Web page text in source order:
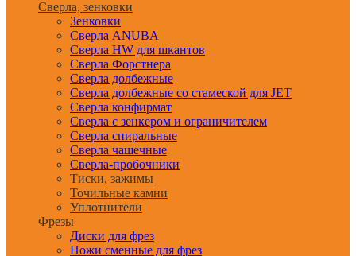
Сверла, зенковки
Зенковки
Сверла ANUBA
Сверла HW для шкантов
Сверла Форстнера
Сверла долбежные
Сверла долбежные со стамеской для JET
Сверла конфирмат
Сверла с зенкером и ограничителем
Сверла спиральные
Сверла чашечные
Сверла-пробочники
Тиски, зажимы
Точильные камни
Уплотнители
Фрезы
Диски для фрез
Ножи сменные для фрез